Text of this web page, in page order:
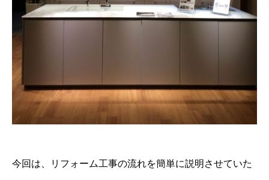
今回は、リフォーム工事の流れを簡単に説明させていた